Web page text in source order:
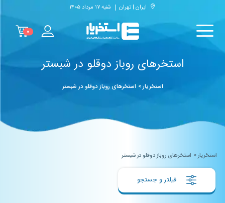
ایران | تهران شنبه ۱۷ مرداد ۱۴۰۵
۰
استخرهای روباز دوقلو در شبستر
استخریار> استخرهای روباز دوقلو در شبستر
استخریار> استخرهای روباز دوقلو در شبستر